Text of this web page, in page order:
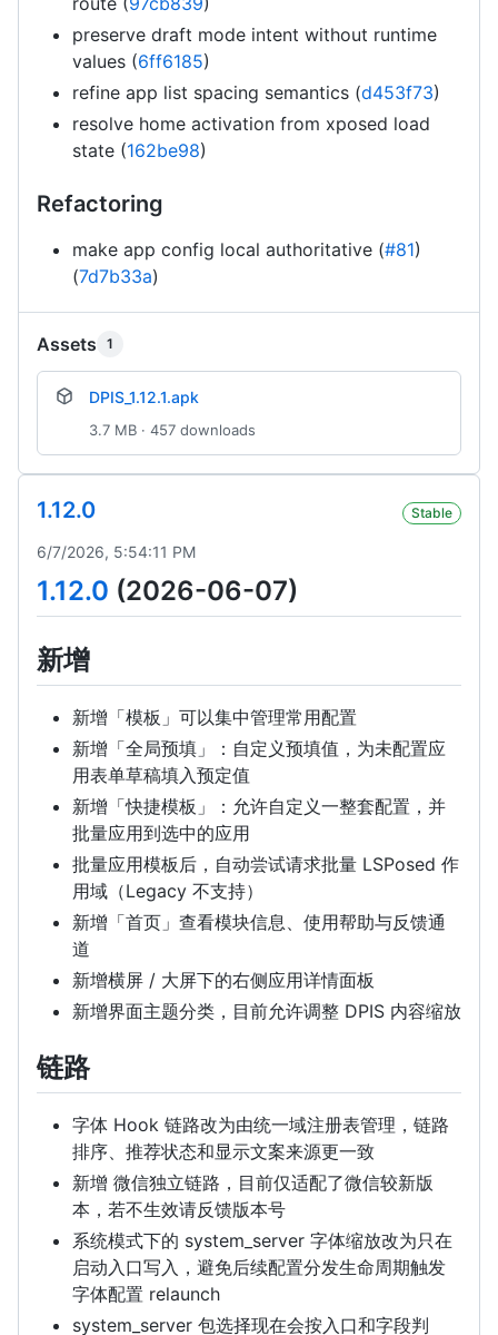
preserve draft mode intent without runtime
values (6ff6185)
refine app list spacing semantics (d453f73)
resolve home activation from xposed load
state (162be98)
Refactoring
make app config local authoritative (#81)
(7d7b33a)
Assets 1
DPIS_1.12.1.apk
3.7 MB · 457 downloads
1.12.0 Stable
6/7/2026, 5:54:11 PM
1.12.0 (2026-06-07)
新增
新增「模板」可以集中管理常用配置
新增「全局预填」：自定义预填值，为未配置应
用表单草稿填入预定值
新增「快捷模板」：允许自定义一整套配置，并
批量应用到选中的应用
批量应用模板后，自动尝试请求批量 LSPosed 作
用域（Legacy 不支持）
新增「首页」查看模块信息、使用帮助与反馈通
道
新增横屏 / 大屏下的右侧应用详情面板
新增界面主题分类，目前允许调整 DPIS 内容缩放
链路
字体 Hook 链路改为由统一域注册表管理，链路
排序、推荐状态和显示文案来源更一致
新增 微信独立链路，目前仅适配了微信较新版
本，若不生效请反馈版本号
系统模式下的 system_server 字体缩放改为只在
启动入口写入，避免后续配置分发生命周期触发
字体配置 relaunch
system_server 包选择现在会按入口和字段判